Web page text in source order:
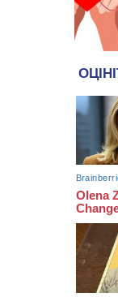
10:10
09:42
08:57
07:23